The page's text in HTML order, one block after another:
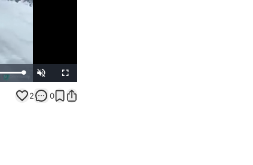
Unmute Fullscreen
2 0